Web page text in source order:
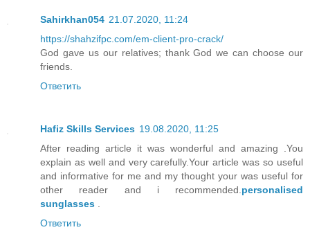
Sahirkhan054 21.07.2020, 11:24
https://shahzifpc.com/em-client-pro-crack/
God gave us our relatives; thank God we can choose our
friends.
Ответить
Hafiz Skills Services 19.08.2020, 11:25
After reading article it was wonderful and amazing .You
explain as well and very carefully.Your article was so useful
and informative for me and my thought your was useful for
other reader and i recommended. personalised
sunglasses
Ответить